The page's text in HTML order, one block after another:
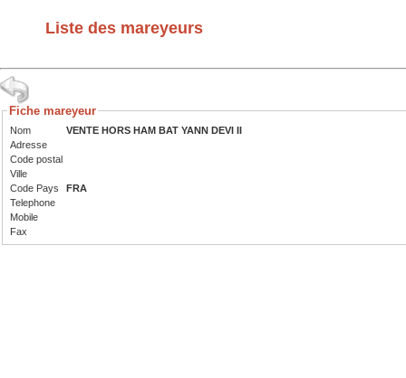
Liste des mareyeurs
Fiche mareyeur
Nom
VENTE HORS HAM BAT YANN DEVI II
Adresse
Code postal
Ville
Code Pays
FRA
Telephone
Mobile
Fax